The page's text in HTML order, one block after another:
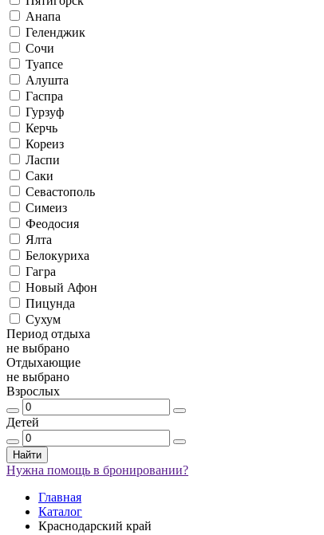
Анапа
Геленджик
Сочи
Туапсе
Алушта
Гаспра
Гурзуф
Керчь
Кореиз
Ласпи
Саки
Севастополь
Симеиз
Феодосия
Ялта
Белокуриха
Гагра
Новый Афон
Пицунда
Сухум
Период отдыха
не выбрано
Отдыхающие
не выбрано
Взрослых
Детей
Найти
Нужна помощь в бронировании?
Главная
Каталог
Краснодарский край